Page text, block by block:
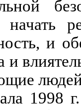
начать
и
и
1998